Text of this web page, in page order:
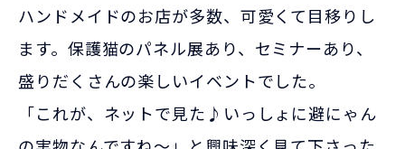
ハンドメイドのお店が多数、可愛くて目移りし
ます。保護猫のパネル展あり、セミナーあり、
盛りだくさんの楽しいイベントでした。
「これが、ネットで見た♪いっしょに避にゃん